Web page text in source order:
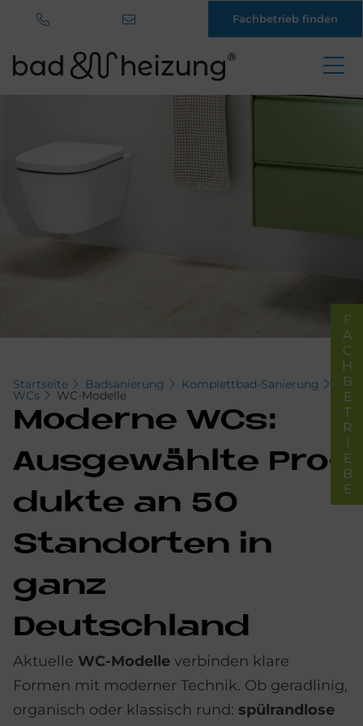
Fachbetrieb finden
Startseite Badsanierung Komplettbad-Sanierung
WCs WC-Modelle
Mo­der­ne WCs:
Aus­ge­wähl­te Pro­
duk­te an 50
Stand­or­ten in
ganz
Deutschland
Aktuelle WC-Modelle verbinden klare
Formen mit moderner Technik. Ob geradlinig,
organisch oder klassisch rund: spülrandlose
FACHBETRIEBE